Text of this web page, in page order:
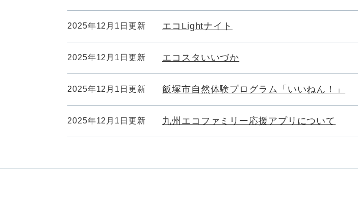
2025年12月1日更新 エコLightナイト
2025年12月1日更新 エコスタいいづか
2025年12月1日更新 飯塚市自然体験プログラム「いいねん！」
2025年12月1日更新 九州エコファミリー応援アプリについて